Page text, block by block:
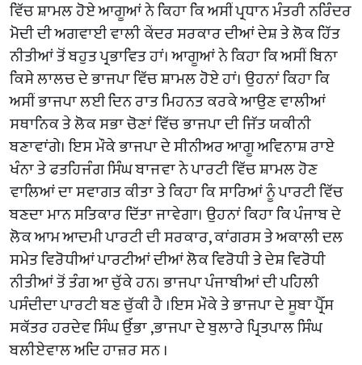
ਵਿੱਚ ਸ਼ਾਮਲ ਹੋਏ ਆਗੂਆਂ ਨੇ ਕਿਹਾ ਕਿ ਅਸੀਂ ਪ੍ਰਧਾਨ ਮੰਤਰੀ ਨਰਿੰਦਰ
ਮੋਦੀ ਦੀ ਅਗਵਾਈ ਵਾਲੀ ਕੇਂਦਰ ਸਰਕਾਰ ਦੀਆਂ ਦੇਸ਼ ਤੇ ਲੋਕ ਹਿੱਤ
ਨੀਤੀਆਂ ਤੋਂ ਬਹੁਤ ਪ੍ਰਭਾਵਿਤ ਹਾਂ। ਆਗੂਆਂ ਨੇ ਕਿਹਾ ਕਿ ਅਸੀਂ ਬਿਨਾ
ਕਿਸੇ ਲਾਲਚ ਦੇ ਭਾਜਪਾ ਵਿੱਚ ਸ਼ਾਮਲ ਹੋਏ ਹਾਂ। ਉਹਨਾਂ ਕਿਹਾ ਕਿ
ਅਸੀਂ ਭਾਜਪਾ ਲਈ ਦਿਨ ਰਾਤ ਮਿਹਨਤ ਕਰਕੇ ਆਉਣ ਵਾਲੀਆਂ
ਸਥਾਨਿਕ ਤੇ ਲੋਕ ਸਭਾ ਚੋਣਾਂ ਵਿੱਚ ਭਾਜਪਾ ਦੀ ਜਿੱਤ ਯਕੀਨੀ
ਬਣਾਵਾਂਗੇ। ਇਸ ਮੌਕੇ ਭਾਜਪਾ ਦੇ ਸੀਨੀਅਰ ਆਗੂ ਅਵਿਨਾਸ਼ ਰਾਏ
ਖੰਨਾ ਤੇ ਫਤਹਿਜੰਗ ਸਿੰਘ ਬਾਜਵਾ ਨੇ ਪਾਰਟੀ ਵਿੱਚ ਸ਼ਾਮਲ ਹੋਣ
ਵਾਲਿਆਂ ਦਾ ਸਵਾਗਤ ਕੀਤਾ ਤੇ ਕਿਹਾ ਕਿ ਸਾਰਿਆਂ ਨੂੰ ਪਾਰਟੀ ਵਿੱਚ
ਬਣਦਾ ਮਾਨ ਸਤਿਕਾਰ ਦਿੱਤਾ ਜਾਵੇਗਾ। ਉਹਨਾਂ ਕਿਹਾ ਕਿ ਪੰਜਾਬ ਦੇ
ਲੋਕ ਆਮ ਆਦਮੀ ਪਾਰਟੀ ਦੀ ਸਰਕਾਰ, ਕਾਂਗਰਸ ਤੇ ਅਕਾਲੀ ਦਲ
ਸਮੇਤ ਵਿਰੋਧੀਆਂ ਪਾਰਟੀਆਂ ਦੀਆਂ ਲੋਕ ਵਿਰੋਧੀ ਤੇ ਦੇਸ਼ ਵਿਰੋਧੀ
ਨੀਤੀਆਂ ਤੋਂ ਤੰਗ ਆ ਚੁੱਕੇ ਹਨ। ਭਾਜਪਾ ਪੰਜਾਬੀਆਂ ਦੀ ਪਹਿਲੀ
ਪਸੰਦੀਦਾ ਪਾਰਟੀ ਬਣ ਚੁੱਕੀ ਹੈ ।ਇਸ ਮੌਕੇ ਤੇ ਭਾਜਪਾ ਦੇ ਸੂਬਾ ਪ੍ਰੈੱਸ
ਸਕੱਤਰ ਹਰਦੇਵ ਸਿੰਘ ਉੱਭਾ ,ਭਾਜਪਾ ਦੇ ਬੁਲਾਰੇ ਪ੍ਰਿਤਪਾਲ ਸਿੰਘ
ਬਲੀਏਵਾਲ ਅਦਿ ਹਾਜ਼ਰ ਸਨ ।